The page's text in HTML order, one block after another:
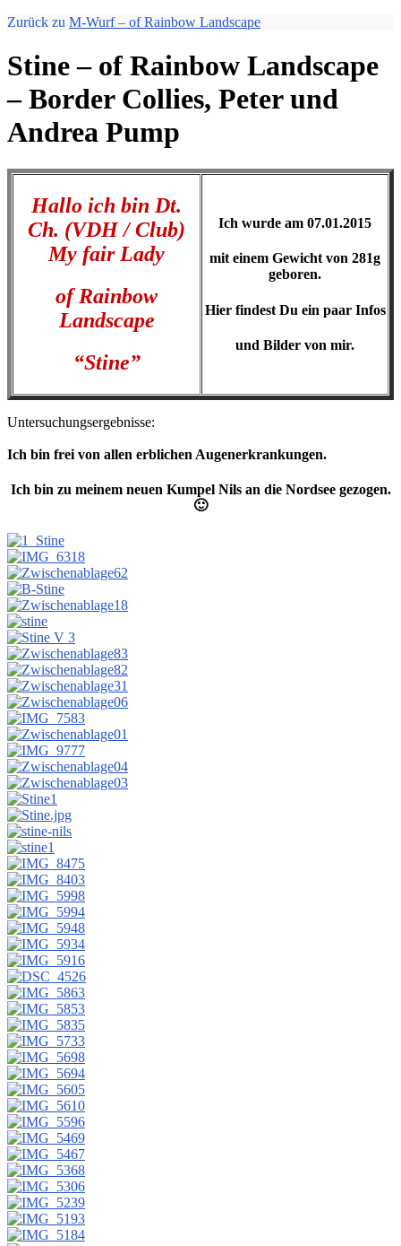
Zurück zu M-Wurf – of Rainbow Landscape
Stine – of Rainbow Landscape
– Border Collies, Peter und
Andrea Pump
Hallo ich bin Dt.
Ch. (VDH / Club)
My fair Lady
of Rainbow
Landscape
“Stine”
Ich wurde am 07.01.2015
mit einem Gewicht von 281g
geboren.
Hier findest Du ein paar Infos
und Bilder von mir.
Untersuchungsergebnisse:
Ich bin frei von allen erblichen Augenerkrankungen.
Ich bin zu meinem neuen Kumpel Nils an die Nordsee gezogen.
🙂